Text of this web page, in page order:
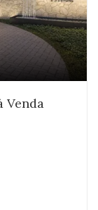
Venda